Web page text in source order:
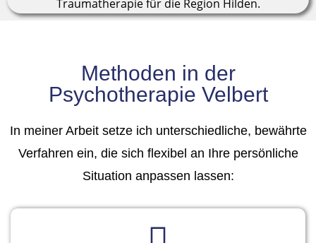
Methoden in der
Psychotherapie Velbert
In meiner Arbeit setze ich unterschiedliche, bewährte
Verfahren ein, die sich flexibel an Ihre persönliche
Situation anpassen lassen: